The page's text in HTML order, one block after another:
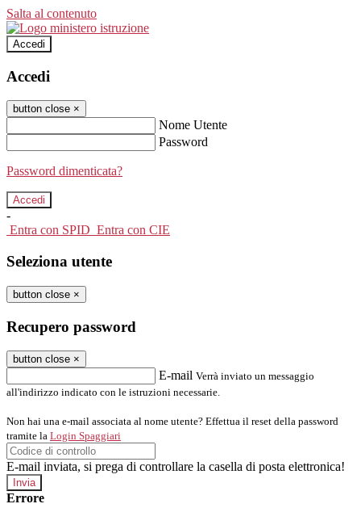
Salta al contenuto
Accedi
Accedi
button close ×
Nome Utente
Password
Password dimenticata?
-
Entra con SPID Entra con CIE
Seleziona utente
button close ×
Recupero password
button close ×
E-mail Verrà inviato un messaggio
all'indirizzo indicato con le istruzioni necessarie.
Non hai una e-mail associata al nome utente? Effettua il reset della password
tramite la Login Spaggiari
E-mail inviata, si prega di controllare la casella di posta elettronica!
Errore